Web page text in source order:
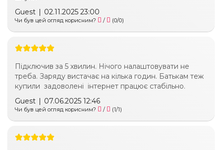
Guest | 02.11.2025 23:00
Чи був цей огляд корисним? / (0/0)
Підключив за 5 хвилин. Нічого налаштовувати не
треба. Заряду вистачає на кілька годин. Батькам теж
купили задоволені інтернет працює стабільно.
Guest | 07.06.2025 12:46
Чи був цей огляд корисним? / (1/1)